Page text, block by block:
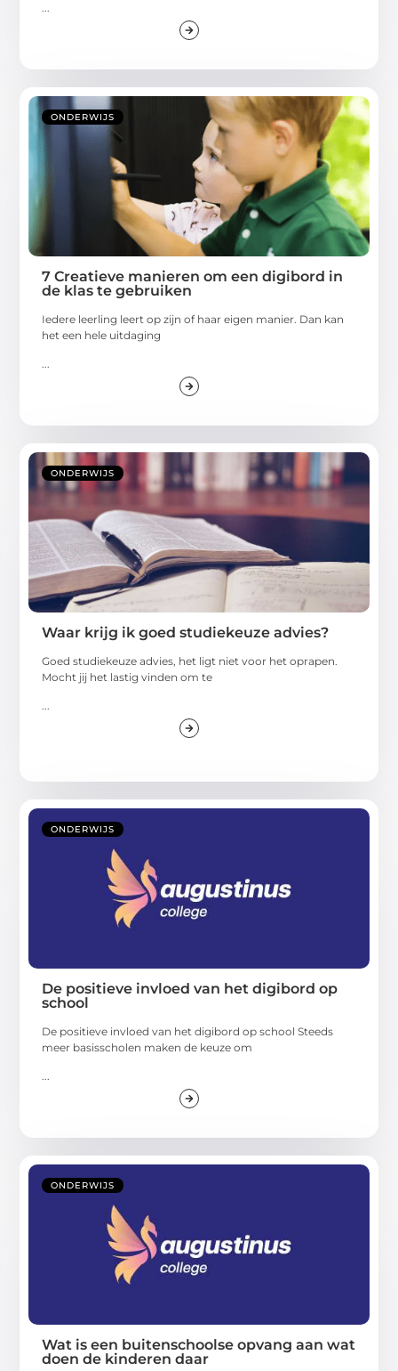
...
ONDERWIJS
7 Creatieve manieren om een digibord in
de klas te gebruiken
Iedere leerling leert op zijn of haar eigen manier. Dan kan
het een hele uitdaging
...
ONDERWIJS
Waar krijg ik goed studiekeuze advies?
Goed studiekeuze advies, het ligt niet voor het oprapen.
Mocht jij het lastig vinden om te
...
ONDERWIJS
De positieve invloed van het digibord op
school
De positieve invloed van het digibord op school Steeds
meer basisscholen maken de keuze om
...
ONDERWIJS
Wat is een buitenschoolse opvang aan wat
doen de kinderen daar